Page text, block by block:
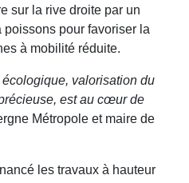
sur la rive droite par un
pour favoriser la
à mobilité réduite.
valorisation du
est au cœur de
Métropole et maire de
les travaux à hauteur